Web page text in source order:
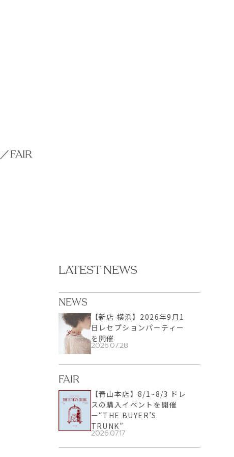
／ FAIR
LATEST NEWS
NEWS
【新店 横浜】2026年9月1
日レセプションパーティー
を開催
2026.07.28
FAIR
【青山本店】8/1~8/3 ドレ
スの購入イベントを開催
ー“THE BUYER’S
TRUNK”
2026.07.17